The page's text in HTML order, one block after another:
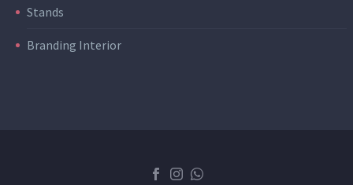
Stands
Branding Interior